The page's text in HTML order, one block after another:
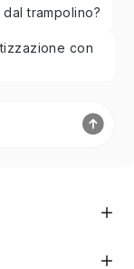
trampolino?
con